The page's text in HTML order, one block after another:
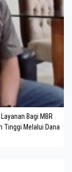
Bagi MBR
Tinggi Melalui Dana